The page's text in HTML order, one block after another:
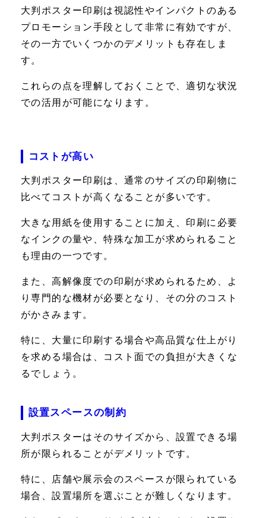
大判ポスター印刷は視認性やインパクトのある
プロモーション手段として非常に有効ですが、
その一方でいくつかのデメリットも存在しま
す。
これらの点を理解しておくことで、適切な状況
での活用が可能になります。
コストが高い
大判ポスター印刷は、通常のサイズの印刷物に
比べてコストが高くなることが多いです。
大きな用紙を使用することに加え、印刷に必要
なインクの量や、特殊な加工が求められること
も理由の一つです。
また、高解像度での印刷が求められるため、よ
り専門的な機材が必要となり、その分のコスト
がかさみます。
特に、大量に印刷する場合や高品質な仕上がり
を求める場合は、コスト面での負担が大きくな
るでしょう。
設置スペースの制約
大判ポスターはそのサイズから、設置できる場
所が限られることがデメリットです。
特に、店舗や展示会のスペースが限られている
場合、設置場所を選ぶことが難しくなります。